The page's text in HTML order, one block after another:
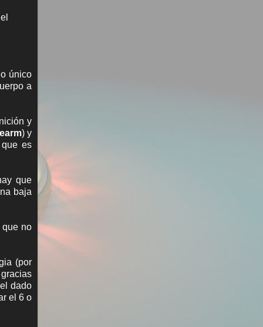
único
a
y
) y
es
que
baja
no
(por
dado
el 6 o